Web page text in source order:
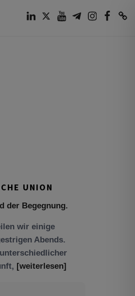
UNION
beAw, erinnern wir
des Ersten und